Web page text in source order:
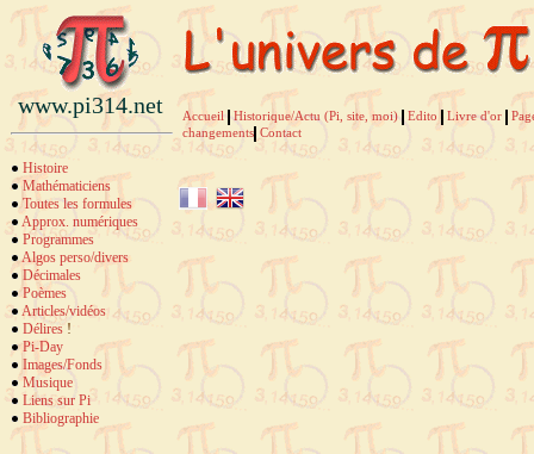
www.pi314.net
Histoire
Mathématiciens
Toutes les formules
Approx. numériques
Programmes
Algos perso/divers
Décimales
Poèmes
Articles/vidéos
Délires !
Pi-Day
Images/Fonds
Musique
Liens sur Pi
Bibliographie
Accueil Historique/Actu (Pi, site, moi) Edito Livre d'or
changements Contact